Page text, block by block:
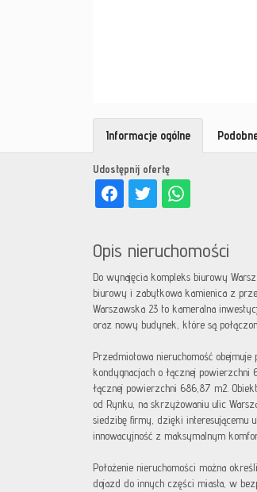
Udostępnij ofertę
Informacje ogólne
Opis nieruchomości
Do wynajęcia kompleks biurowy
biurowy i zabytkowa kamienica z
Warszawska 23 to kameralna
oraz nowy budynek, które są
Przedmiotowa nieruchomość
kondygnacjach o łącznej
łącznej powierzchni 686,87 m2.
od Rynku, na skrzyżowaniu ulic
siedzibę firmy, dzięki interesującemu
innowacyjność z maksymalnym
Położenie nieruchomości można
dojazd do innych części miasta, w